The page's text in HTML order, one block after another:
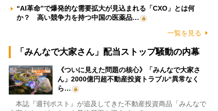
“AI革命”で爆発的な需要拡大が見込まれる「CXO」とは何
か？ 高い競争力を持つ中国の医薬品…
一覧を見る
「みんなで大家さん」配当ストップ騒動の内幕
《ついに見えた問題の核心》「みんなで大家さ
ん」2000億円超不動産投資トラブル“異常なく
ら…
本誌『週刊ポスト』が追及してきた不動産投資商品「みんなで